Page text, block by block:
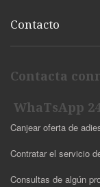
Contacto
Contacta
WhaTsApp
Canjear oferta de
Contratar el servicio
Consultas de algún